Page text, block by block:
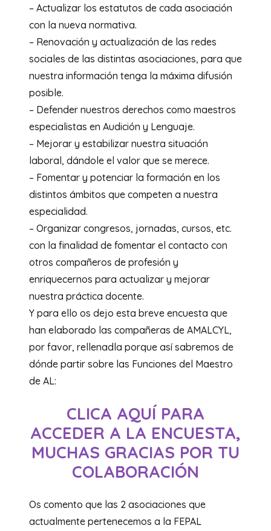
– Actualizar los estatutos de cada asociación
con la nueva normativa.
– Renovación y actualización de las redes
sociales de las distintas asociaciones, para que
nuestra información tenga la máxima difusión
posible.
– Defender nuestros derechos como maestros
especialistas en Audición y Lenguaje.
– Mejorar y estabilizar nuestra situación
laboral, dándole el valor que se merece.
– Fomentar y potenciar la formación en los
distintos ámbitos que competen a nuestra
especialidad.
– Organizar congresos, jornadas, cursos, etc.
con la finalidad de fomentar el contacto con
otros compañeros de profesión y
enriquecernos para actualizar y mejorar
nuestra práctica docente.
Y para ello os dejo esta breve encuesta que
han elaborado las compañeras de AMALCYL,
por favor, rellenadla porque así sabremos de
dónde partir sobre las Funciones del Maestro
de AL:
CLICA AQUÍ PARA
ACCEDER A LA ENCUESTA,
MUCHAS GRACIAS POR TU
COLABORACIÓN
Os comento que las 2 asociaciones que
actualmente pertenecemos a la FEPAL